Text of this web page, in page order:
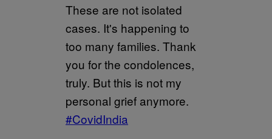
These are not isolated
cases. It's happening to
too many families. Thank
you for the condolences,
truly. But this is not my
personal grief anymore.
#CovidIndia